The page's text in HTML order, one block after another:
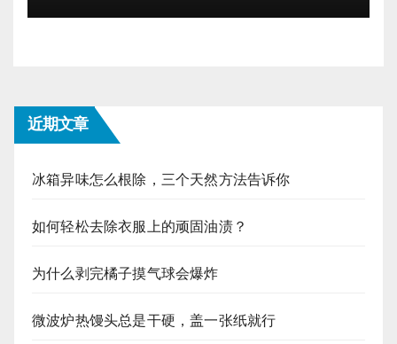
近期文章
冰箱异味怎么根除，三个天然方法告诉你
如何轻松去除衣服上的顽固油渍？
为什么剥完橘子摸气球会爆炸
微波炉热馒头总是干硬，盖一张纸就行